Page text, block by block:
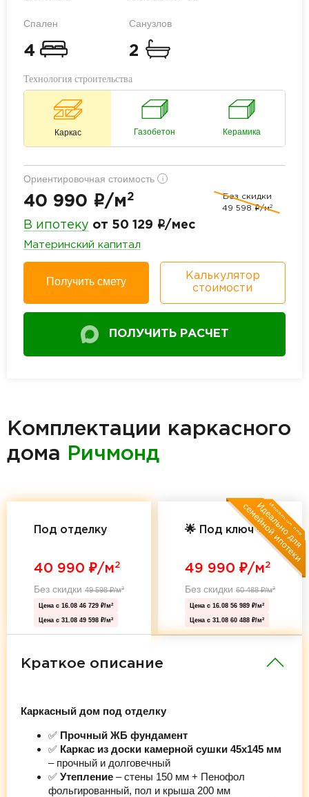
Спален
4
Санузлов
2
Технология строительства
Каркас Газобетон Керамика
Ориентировочная стоимость i
40 990 i/м 2
Без скидки
49 598 i/м2
В ипотеку от 50 129 i/мес
Материнский капитал
Получить смету
Калькулятор
стоимости
ПОЛУЧИТЬ РАСЧЕТ
Комплектации каркасного
дома
Ричмонд
Под отделку
40 990 ₽/м2
Без скидки 49 598₽/м2
Цена с 16.08 46 729 ₽/м2
Цена с 31.08 49 598 ₽/м2
🌟 Под ключ 🌟
49 990 ₽/м2
Без скидки 60 488₽/м2
Цена с 16.08 56 989 ₽/м2
Цена с 31.08 60 488 ₽/м2
Краткое описание
Каркасный дом под отделку
✅ Прочный ЖБ фундамент
✅ Каркас из доски камерной сушки 45х145 мм
– прочный и долговечный
✅ Утепление – стены 150 мм + Пенофол
фольгированный, пол и крыша 200 мм